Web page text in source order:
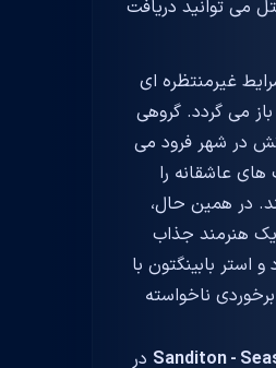
می توانید دریافت
غیرمنتظره ای
می گردد. گروهی
در شهر فرود می
عاشقانه را
در همین حال،
یک هنرمند جذاب
استر بابینگتون با
ناخواسته
در